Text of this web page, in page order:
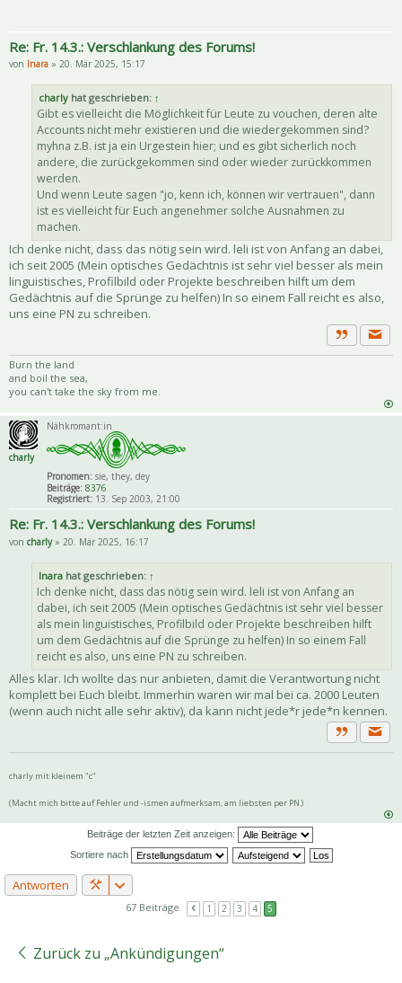
Re: Fr. 14.3.: Verschlankung des Forums!
von Inara » 20. Mär 2025, 15:17
charly hat geschrieben: ↑
Gibt es vielleicht die Möglichkeit für Leute zu vouchen, deren alte
Accounts nicht mehr existieren und die wiedergekommen sind?
myhna z.B. ist ja ein Urgestein hier; und es gibt sicherlich noch
andere, die zurückgekommen sind oder wieder zurückkommen
werden.
Und wenn Leute sagen "jo, kenn ich, können wir vertrauen", dann
ist es vielleicht für Euch angenehmer solche Ausnahmen zu
machen.
Ich denke nicht, dass das nötig sein wird. leli ist von Anfang an dabei,
ich seit 2005 (Mein optisches Gedächtnis ist sehr viel besser als mein
linguistisches, Profilbild oder Projekte beschreiben hilft um dem
Gedächtnis auf die Sprünge zu helfen) In so einem Fall reicht es also,
uns eine PN zu schreiben.
Zitat
Burn the land
and boil the sea,
you can't take the sky from me.
charly
Nähkromant:in
Pronomen: sie, they, dey
Beiträge: 8376
Registriert: 13. Sep 2003, 21:00
Re: Fr. 14.3.: Verschlankung des Forums!
von charly» 20. Mär 2025, 16:17
Inara hat geschrieben: ↑
Ich denke nicht, dass das nötig sein wird. leli ist von Anfang an
dabei, ich seit 2005 (Mein optisches Gedächtnis ist sehr viel besser
als mein linguistisches, Profilbild oder Projekte beschreiben hilft
um dem Gedächtnis auf die Sprünge zu helfen) In so einem Fall
reicht es also, uns eine PN zu schreiben.
Alles klar. Ich wollte das nur anbieten, damit die Verantwortung nicht
komplett bei Euch bleibt. Immerhin waren wir mal bei ca. 2000 Leuten
(wenn auch nicht alle sehr aktiv), da kann nicht jede*r jede*n kennen.
Zitat
charly mit kleinem "c"
(Macht mich bitte auf Fehler und -ismen aufmerksam, am liebsten per PN.)
Beiträge der letzten Zeit anzeigen:
Sortiere nach
Antworten
67 Beiträge 1 2 3 4 5
Zurück zu „Ankündigungen“